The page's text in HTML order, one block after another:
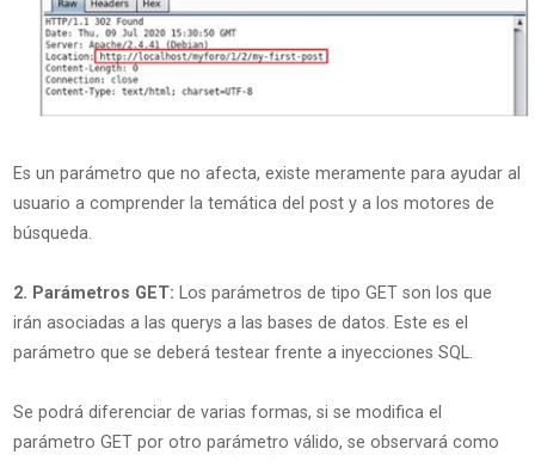
Es un parámetro que no afecta, existe meramente para ayudar al
usuario a comprender la temática del post y a los motores de
búsqueda.
2. Parámetros GET: Los parámetros de tipo GET son los que
irán asociadas a las querys a las bases de datos. Este es el
parámetro que se deberá testear frente a inyecciones SQL.
Se podrá diferenciar de varias formas, si se modifica el
parámetro GET por otro parámetro válido, se observará como